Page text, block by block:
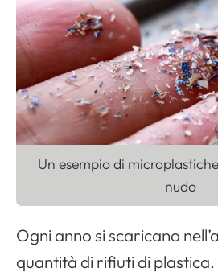
Un esempio di
nudo
Ogni anno si scaricano
quantità di rifiuti di plastica.